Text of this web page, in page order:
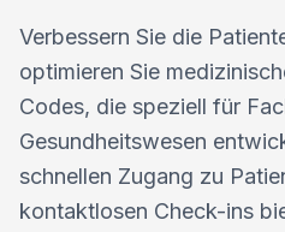
Verbessern Sie die
optimieren Sie
Codes, die speziell für
Gesundheitswesen
schnellen Zugang zu
kontaktlosen Check-ins